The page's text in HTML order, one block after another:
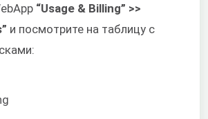
“Usage & Billing” >>
и посмотрите на таблицу с